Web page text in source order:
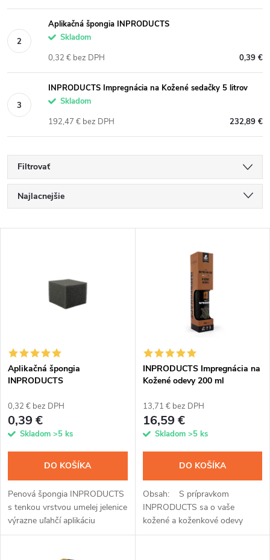
Aplikačná špongia INPRODUCTS
Skladom
0,39 €
0,32 € bez DPH
INPRODUCTS Impregnácia na Kožené sedačky 5 litrov
Skladom
232,89 €
192,47 € bez DPH
Filtrovať
R
a
i
e
p
r
d
u
Najlacnejšie
s
p
r
o
d
u
k
Aplikačná špongia
INPRODUCTS
0,32 € bez DPH
0,39 €
Skladom >5 ks
DO KOŠÍKA
Penová špongia INPRODUCTS
s tenkou vrstvou umelej jelenice
výrazne uľahčí aplikáciu
všetkých impregnácií.
INPRODUCTS Impregnácia na
Kožené odevy 200 ml
13,71 € bez DPH
16,59 €
Skladom >5 ks
DO KOŠÍKA
Obsah: S prípravkom
INPRODUCTS sa o vaše
kožené a koženkové odevy
perfektne postaráte. Vďaka